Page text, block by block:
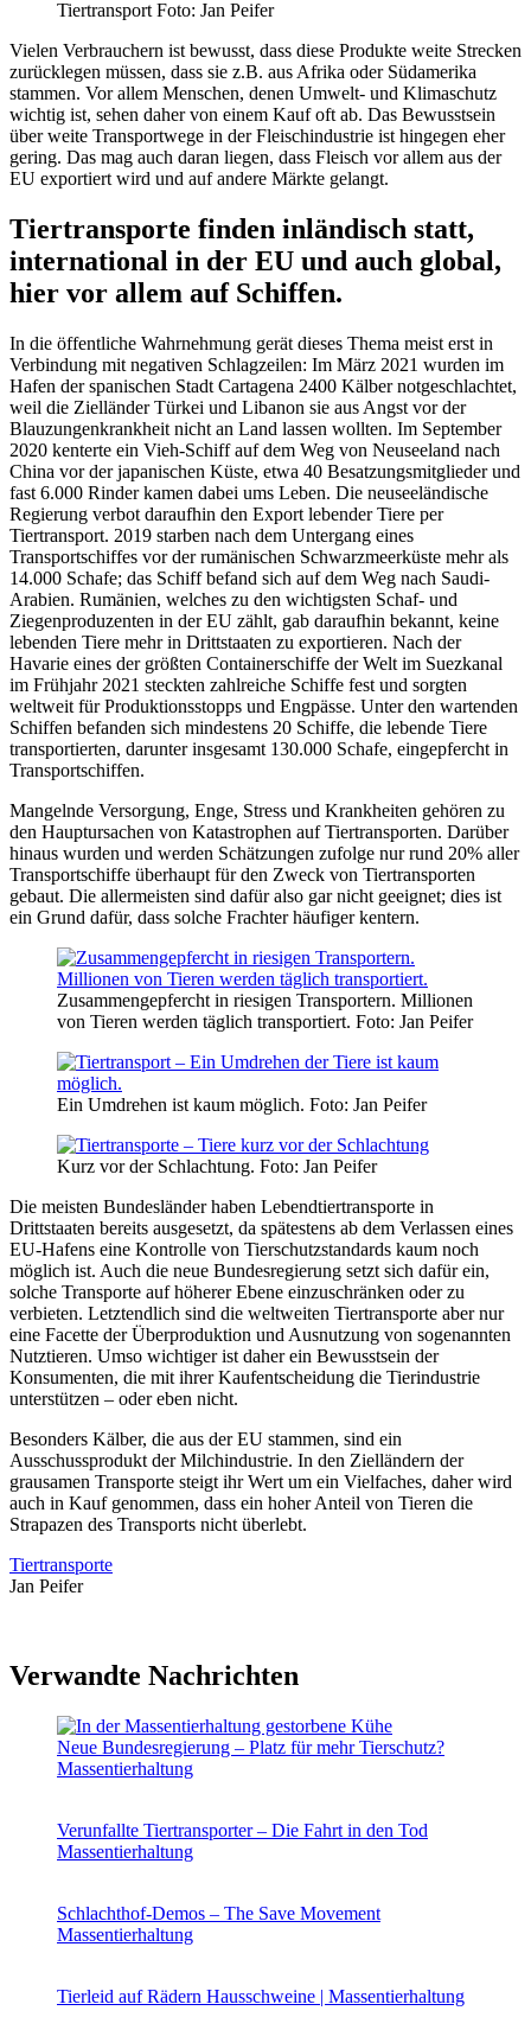
Tiertransport Foto: Jan Peifer
Vielen Verbrauchern ist bewusst, dass diese Produkte weite Strecken
zurücklegen müssen, dass sie z.B. aus Afrika oder Südamerika
stammen. Vor allem Menschen, denen Umwelt- und Klimaschutz
wichtig ist, sehen daher von einem Kauf oft ab. Das Bewusstsein
über weite Transportwege in der Fleischindustrie ist hingegen eher
gering. Das mag auch daran liegen, dass Fleisch vor allem aus der
EU exportiert wird und auf andere Märkte gelangt.
Tiertransporte finden inländisch statt,
international in der EU und auch global,
hier vor allem auf Schiffen.
In die öffentliche Wahrnehmung gerät dieses Thema meist erst in
Verbindung mit negativen Schlagzeilen: Im März 2021 wurden im
Hafen der spanischen Stadt Cartagena 2400 Kälber notgeschlachtet,
weil die Zielländer Türkei und Libanon sie aus Angst vor der
Blauzungenkrankheit nicht an Land lassen wollten. Im September
2020 kenterte ein Vieh-Schiff auf dem Weg von Neuseeland nach
China vor der japanischen Küste, etwa 40 Besatzungsmitglieder und
fast 6.000 Rinder kamen dabei ums Leben. Die neuseeländische
Regierung verbot daraufhin den Export lebender Tiere per
Tiertransport. 2019 starben nach dem Untergang eines
Transportschiffes vor der rumänischen Schwarzmeerküste mehr als
14.000 Schafe; das Schiff befand sich auf dem Weg nach Saudi-
Arabien. Rumänien, welches zu den wichtigsten Schaf- und
Ziegenproduzenten in der EU zählt, gab daraufhin bekannt, keine
lebenden Tiere mehr in Drittstaaten zu exportieren. Nach der
Havarie eines der größten Containerschiffe der Welt im Suezkanal
im Frühjahr 2021 steckten zahlreiche Schiffe fest und sorgten
weltweit für Produktionsstopps und Engpässe. Unter den wartenden
Schiffen befanden sich mindestens 20 Schiffe, die lebende Tiere
transportierten, darunter insgesamt 130.000 Schafe, eingepfercht in
Transportschiffen.
Mangelnde Versorgung, Enge, Stress und Krankheiten gehören zu
den Hauptursachen von Katastrophen auf Tiertransporten. Darüber
hinaus wurden und werden Schätzungen zufolge nur rund 20% aller
Transportschiffe überhaupt für den Zweck von Tiertransporten
gebaut. Die allermeisten sind dafür also gar nicht geeignet; dies ist
ein Grund dafür, dass solche Frachter häufiger kentern.
Zusammengepfercht in riesigen Transportern. Millionen
von Tieren werden täglich transportiert. Foto: Jan Peifer
Ein Umdrehen ist kaum möglich. Foto: Jan Peifer
Kurz vor der Schlachtung. Foto: Jan Peifer
Die meisten Bundesländer haben Lebendtiertransporte in
Drittstaaten bereits ausgesetzt, da spätestens ab dem Verlassen eines
EU-Hafens eine Kontrolle von Tierschutzstandards kaum noch
möglich ist. Auch die neue Bundesregierung setzt sich dafür ein,
solche Transporte auf höherer Ebene einzuschränken oder zu
verbieten. Letztendlich sind die weltweiten Tiertransporte aber nur
eine Facette der Überproduktion und Ausnutzung von sogenannten
Nutztieren. Umso wichtiger ist daher ein Bewusstsein der
Konsumenten, die mit ihrer Kaufentscheidung die Tierindustrie
unterstützen – oder eben nicht.
Besonders Kälber, die aus der EU stammen, sind ein
Ausschussprodukt der Milchindustrie. In den Zielländern der
grausamen Transporte steigt ihr Wert um ein Vielfaches, daher wird
auch in Kauf genommen, dass ein hoher Anteil von Tieren die
Strapazen des Transports nicht überlebt.
Tiertransporte
Jan Peifer
Verwandte Nachrichten
Neue Bundesregierung – Platz für mehr Tierschutz?
Massentierhaltung
Verunfallte Tiertransporter – Die Fahrt in den Tod
Massentierhaltung
Schlachthof-Demos – The Save Movement
Massentierhaltung
Tierleid auf Rädern Hausschweine | Massentierhaltung